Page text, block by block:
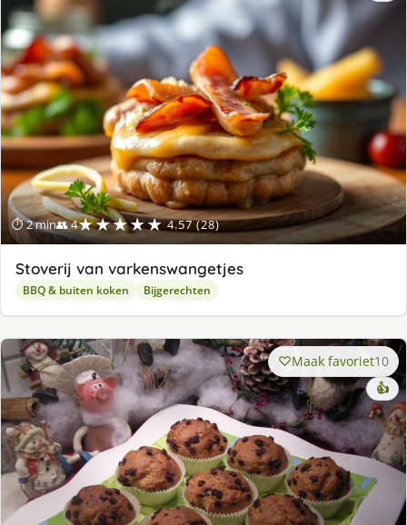
⏱ 2 min👥 4★★★★★ 4.57 (28)
Stoverij van varkenswangetjes
BBQ & buiten koken Bijgerechten
Maak favoriet10
👍